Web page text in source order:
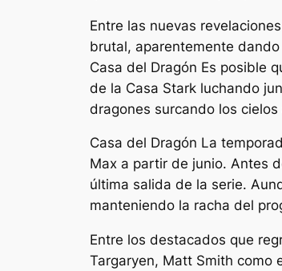
Entre las nuevas
brutal, aparentemente
Casa del Dragón Es posible
de la Casa Stark luchando
dragones surcando los
Casa del Dragón La
Max a partir de junio. Antes
última salida de la serie.
manteniendo la racha del
Entre los destacados que
Targaryen, Matt Smith como